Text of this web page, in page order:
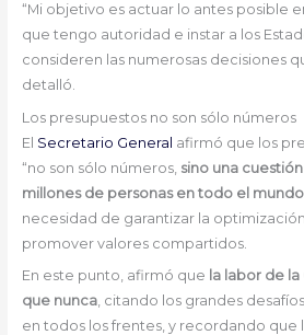
“Mi objetivo es actuar lo antes posible
que tengo autoridad e instar a los
consideren las numerosas decisiones
detalló.
Los presupuestos no son sólo números
El Secretario General afirmó que los
“no son sólo números, sino una
millones de personas en todo el mundo
necesidad de garantizar la
promover valores compartidos.
En este punto, afirmó que la labor de
que nunca, citando los grandes
en todos los frentes, y recordando que